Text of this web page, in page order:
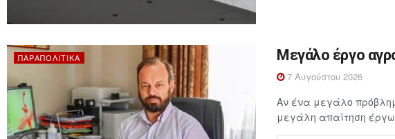
ΠΑΡΑΠΟΛΙΤΙΚΆ Μεγάλο έργο
7 Αυγούστου 2026
Αν ένα μεγάλο
μεγάλη απαίτηση